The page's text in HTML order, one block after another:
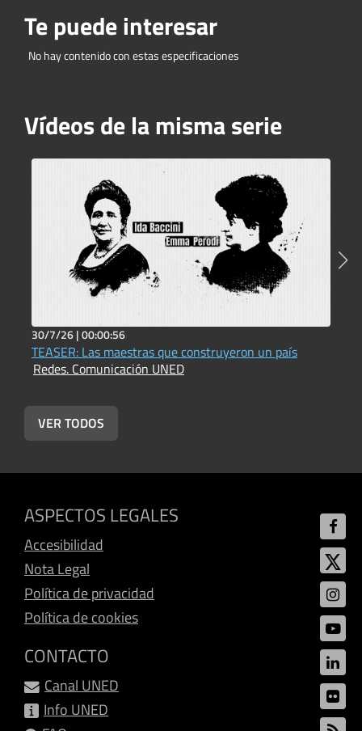
Te puede interesar
No hay contenido con estas especificaciones
Vídeos de la misma serie
30/7/26 |00:00:56
TEASER: Las maestras que construyeron un país
Redes. Comunicación UNED
VER TODOS
ASPECTOS LEGALES
Accesibilidad
Nota Legal
Política de privacidad
Política de cookies
CONTACTO
Canal UNED
Info UNED